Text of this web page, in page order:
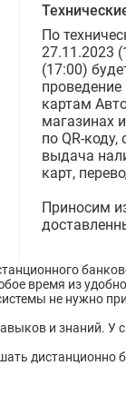
По
27.11.2023
(17:00)
проведение
картам
магазинах
по QR-
выдача
карт,
Приносим
время из
не нужно
и знаний.